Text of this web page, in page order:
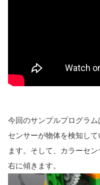
今回のサンプルプログラ
センサーが物体を検知し
ます。そして、カラーセ
右に傾きます。